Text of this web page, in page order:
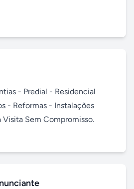
- Predial - Residencial
- Reformas - Instalações
Visita Sem Compromisso.